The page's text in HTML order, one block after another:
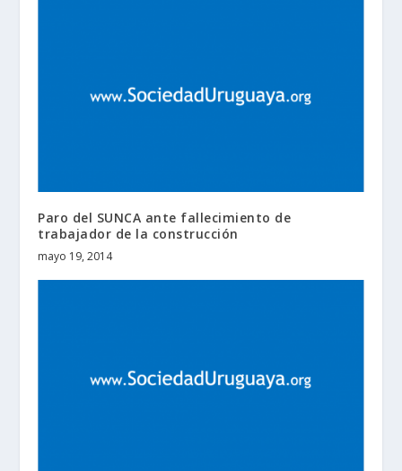
Paro del SUNCA ante fallecimiento de
trabajador de la construcción
mayo 19, 2014